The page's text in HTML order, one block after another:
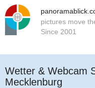
pictures move
Since 2001
Wetter & Webcam
Mecklenburg